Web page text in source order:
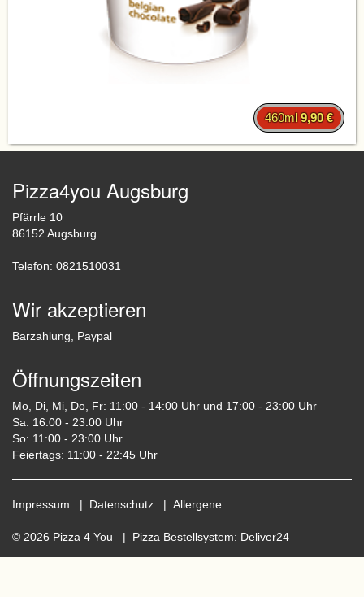
460ml9,90 €
Pizza4you Augsburg
Pfärrle 10
86152 Augsburg
Telefon: 0821510031
Wir akzeptieren
Barzahlung, Paypal
Öffnungszeiten
Mo, Di, Mi, Do, Fr: 11:00 - 14:00 Uhr und 17:00 - 23:00 Uhr
Sa: 16:00 - 23:00 Uhr
So: 11:00 - 23:00 Uhr
Feiertags: 11:00 - 22:45 Uhr
Impressum | Datenschutz | Allergene
© 2026 Pizza 4 You | Pizza Bestellsystem: Deliver24